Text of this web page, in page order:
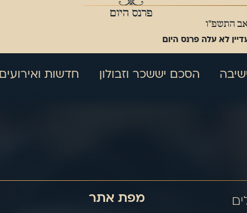
פרנס היום
התשפ"ו
לא עלה פרנס היום
הסכם יששכר וזבולון חדשות ואירועים
מפת אתר